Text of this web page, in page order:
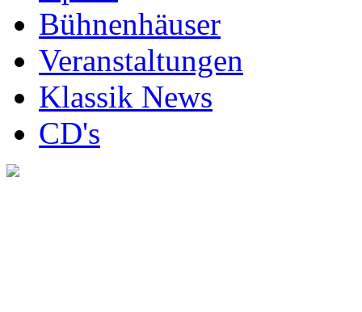
Bühnenhäuser
Veranstaltungen
Klassik News
CD's